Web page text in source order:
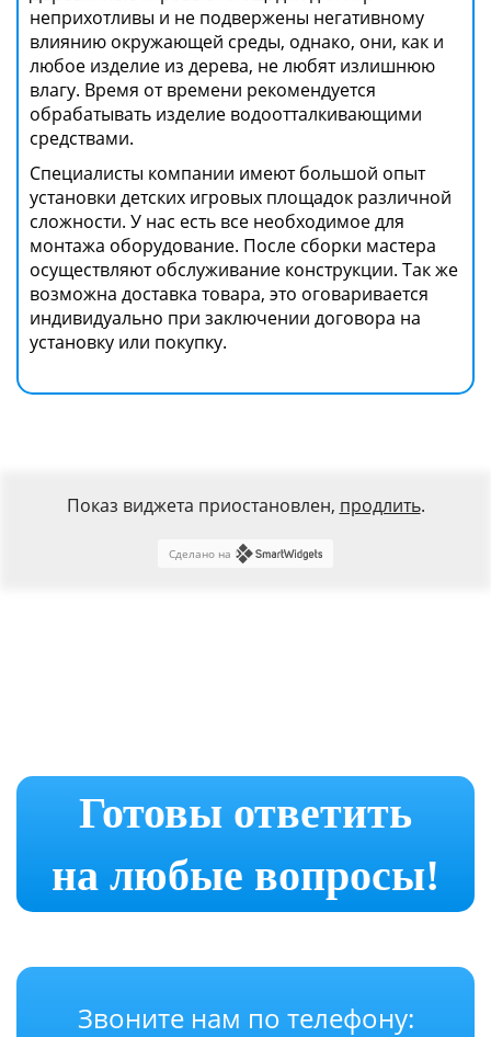
неприхотливы и не подвержены негативному
влиянию окружающей среды, однако, они, как и
любое изделие из дерева, не любят излишнюю
влагу. Время от времени рекомендуется
обрабатывать изделие водоотталкивающими
средствами.
Специалисты компании имеют большой опыт
установки детских игровых площадок различной
сложности. У нас есть все необходимое для
монтажа оборудование. После сборки мастера
осуществляют обслуживание конструкции. Так же
возможна доставка товара, это оговаривается
индивидуально при заключении договора на
установку или покупку.
Показ виджета приостановлен, продлить.
Сделано на
Готовы ответить
на любые вопросы!
Звоните нам по телефону: